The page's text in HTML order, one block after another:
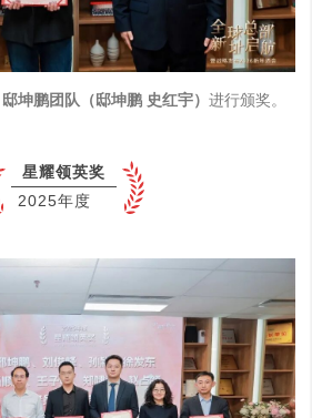
邸坤鹏团队（邸坤鹏 史红宇） 进行颁奖。
星耀领英奖
2025年度